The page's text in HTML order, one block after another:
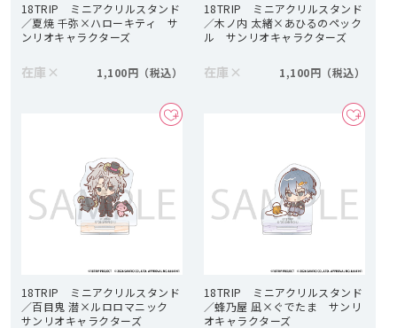
18TRIP ミニアクリルスタンド
／夏焼 千弥×ハローキティ サ
ンリオキャラクターズ
在庫 × 1,100円
18TRIP ミニアクリルスタンド
／木ノ内 太緒×あひるのペック
ル サンリオキャラクターズ
在庫 × 1,100円
18TRIP ミニアクリルスタンド
／百目鬼 潜×ルロロマニック
サンリオキャラクターズ
18TRIP ミニアクリルスタンド
／蜂乃屋 凪×ぐでたま サンリ
オキャラクターズ